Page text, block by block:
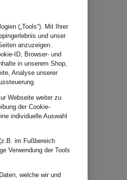
(„Tools“). Mit Ihrer
und unser
anzuzeigen.
ID, Browser- und
in unserem Shop,
Analyse unserer
Webseite weiter zu
der Cookie-
individuelle Auswahl
im Fußbereich
Verwendung der Tools
welche wir und